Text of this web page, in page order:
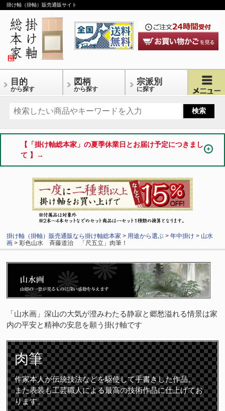
掛け軸（掛軸）販売通販サイト
目的
から探す
図柄
から探す
宗派別
に探す
【「掛け軸総本家」の夏季休業日とお届け予定につきまし
て 】→
掛け軸（掛軸）販売通販なら掛け軸総本家 > 用途から選ぶ >年中掛け > 山水
画 > 彩色山水 斉藤道治 「尺五立」肉筆！
「山水画」深山の大気が澄みわたる静寂と郷愁溢れる情景は家
内の平安と精神の安息を願う掛け軸です
肉筆
作家本人が伝統技法などを駆使して手書きした作品。
また表装も工芸職人による最高の技術作品に仕上げてお
ります。